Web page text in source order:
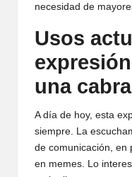
necesidad de
Usos
una
A día de hoy, esta
siempre. La
de comunicación, en
en memes. Lo